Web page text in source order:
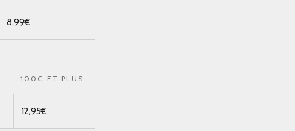
8,99€
100€ ET PLUS
12,95€